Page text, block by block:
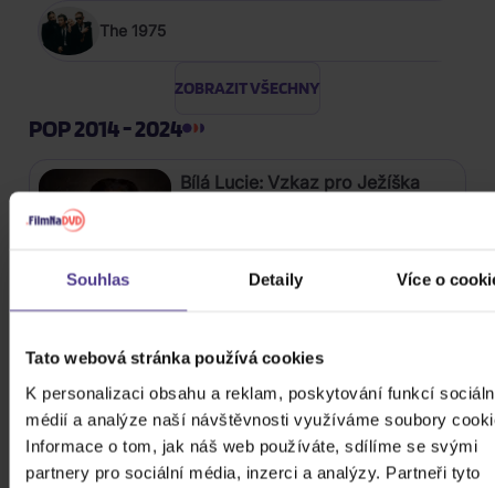
Souhlas Detaily Více o
Tato webová stránka používá cookies
K personalizaci obsahu a reklam, poskytování funkcí
médií a analýze naší návštěvnosti využíváme soubory
Informace o tom, jak náš web používáte, sdílíme se svými
partnery pro sociální média, inzerci a analýzy. Partneři tyto
The 1975
ZOBRAZIT VŠECHNY
POP 2014 - 2024
Bílá Lucie: Vzkaz pro Ježíška
Skladem
Gott Karel: Snění o Vánocích
3CD
Skladem 399 Kč